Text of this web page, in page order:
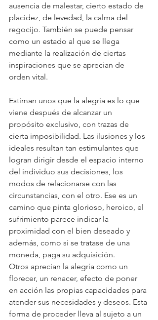
ausencia de malestar, cierto estado de
placidez, de levedad, la calma del
regocijo. También se puede pensar
como un estado al que se llega
mediante la realización de ciertas
inspiraciones que se aprecian de
orden vital.
Estiman unos que la alegría es lo que
viene después de alcanzar un
propósito exclusivo, con trazas de
cierta imposibilidad. Las ilusiones y los
ideales resultan tan estimulantes que
logran dirigir desde el espacio interno
del individuo sus decisiones, los
modos de relacionarse con las
circunstancias, con el otro. Ese es un
camino que pinta glorioso, heroico, el
sufrimiento parece indicar la
proximidad con el bien deseado y
además, como si se tratase de una
moneda, paga su adquisición.
Otros aprecian la alegría como un
florecer, un renacer, efecto de poner
en acción las propias capacidades para
atender sus necesidades y deseos. Esta
forma de proceder lleva al sujeto a un